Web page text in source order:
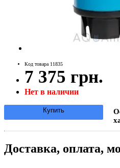
Код товара 11835
7 375 грн.
Нет в наличии
Купить
Доставка, оплата,